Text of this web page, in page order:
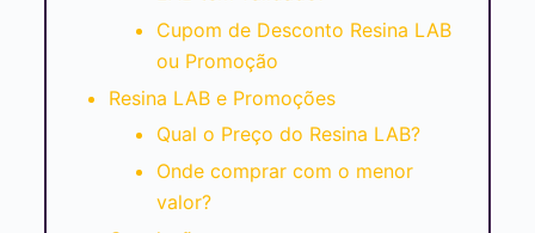
Cupom de Desconto Resina LAB
ou Promoção
Resina LAB e Promoções
Qual o Preço do Resina LAB?
Onde comprar com o menor
valor?